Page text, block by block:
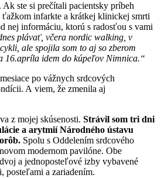
Ak ste si prečítali pacientsky príbeh
infarkte a krátkej klinickej smrti
nej informáciu, ktorú s radosťou s vami
plávať, včera nordic walking, v
ale spojila som to aj so zberom
16.apríla idem do kúpeľov Nimnica.“
po vážnych srdcových
A viem, že zmenila aj
z mojej skúsenosti. Strávil som tri dni
a arytmií Národného ústavu
Spolu s Oddelením srdcového
modernom pavilóne. Obe
a jednoposteľové izby vybavené
posteľami a zariadením.